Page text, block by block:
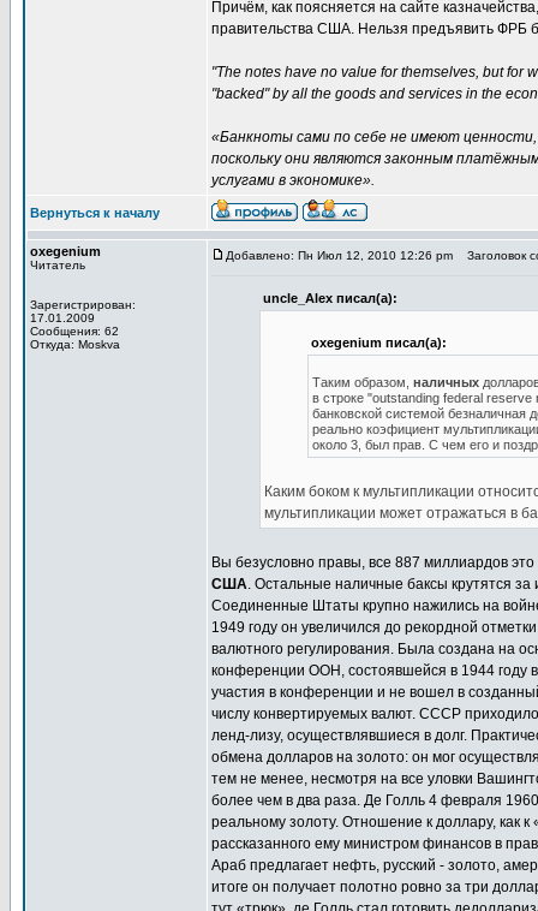
Причём, как поясняется на сайте
правительства США. Нельзя предъявить ФРБ
"The notes have no value for themselves, but for
"backed" by all the goods and services in the
«Банкноты сами по себе не имеют
поскольку они являются законным
услугами в экономике».
Вернуться к началу
oxegenium
Читатель
Зарегистрирован:
17.01.2009
Сообщения: 62
Откуда: Moskva
Добавлено: Пн Июл 12, 2010 12:26 pm Заголовок
uncle_Alex писал(а):
oxegenium писал(а):
Таким образом, наличных
в строке "outstanding federal
банковской системой безналичная
реально коэфициент
около 3, был прав. С чем его и
Каким боком к мультипликации
мультипликации может отражаться в
Вы безусловно правы, все 887 миллиардов
США. Остальные наличные баксы крутятся
Соединенные Штаты крупно нажились на
1949 году он увеличился до рекордной
валютного регулирования. Была создана на
конференции ООН, состоявшейся в 1944 году
участия в конференции и не вошел в
числу конвертируемых валют. СССР
ленд-лизу, осуществлявшиеся в долг.
обмена долларов на золото: он мог
тем не менее, несмотря на все уловки
более чем в два раза. Де Голль 4 февраля
реальному золоту. Отношение к доллару, как
рассказанного ему министром финансов в
Араб предлагает нефть, русский - золото,
итоге он получает полотно ровно за три